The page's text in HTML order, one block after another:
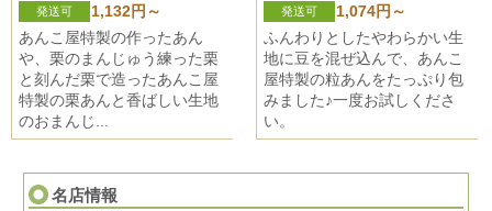
名店情報
発送可
1,132円～
あんこ屋特製の作ったあん
や、栗のまんじゅう練った栗
と刻んだ栗で造ったあんこ屋
特製の栗あんと香ばしい生地
のおまんじ...
発送可
1,074円～
ふんわりとしたやわらかい生
地に豆を混ぜ込んで、あんこ
屋特製の粒あんをたっぷり包
みました♪一度お試しくださ
い。